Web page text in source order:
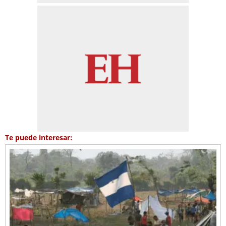
Te puede interesar: